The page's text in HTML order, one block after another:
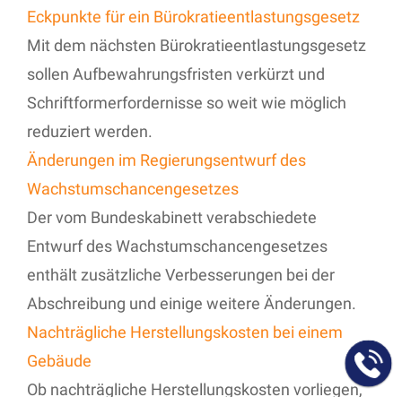
Eckpunkte für ein Bürokratieentlastungsgesetz
Mit dem nächsten Bürokratieentlastungsgesetz
sollen Aufbewahrungsfristen verkürzt und
Schriftformerfordernisse so weit wie möglich
reduziert werden.
Änderungen im Regierungsentwurf des
Wachstumschancengesetzes
Der vom Bundeskabinett verabschiedete
Entwurf des Wachstumschancengesetzes
enthält zusätzliche Verbesserungen bei der
Abschreibung und einige weitere Änderungen.
Nachträgliche Herstellungskosten bei einem
Gebäude
Ob nachträgliche Herstellungskosten vorliegen,